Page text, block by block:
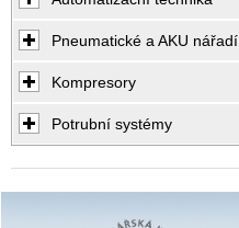
Pneumatické a AKU nářadí
Kompresory
Potrubní systémy